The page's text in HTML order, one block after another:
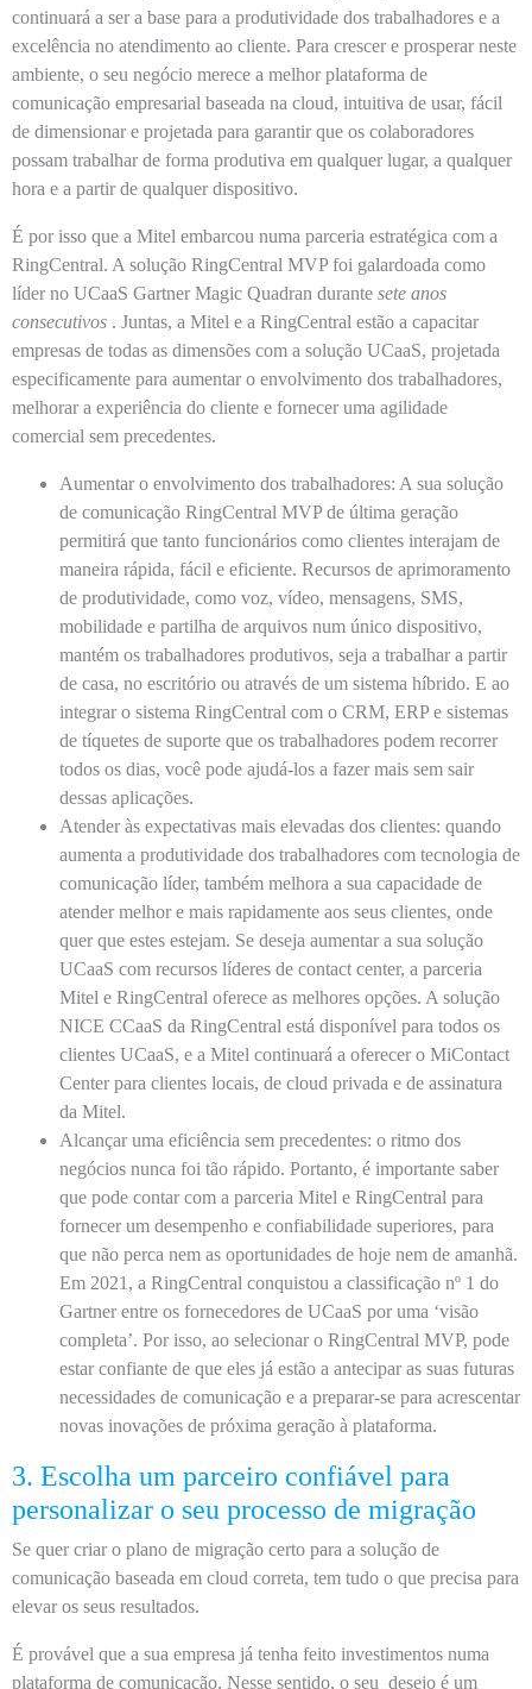
continuará a ser a base para a produtividade dos trabalhadores e a
excelência no atendimento ao cliente. Para crescer e prosperar neste
ambiente, o seu negócio merece a melhor plataforma de
comunicação empresarial baseada na cloud, intuitiva de usar, fácil
de dimensionar e projetada para garantir que os colaboradores
possam trabalhar de forma produtiva em qualquer lugar, a qualquer
hora e a partir de qualquer dispositivo.
É por isso que a Mitel embarcou numa parceria estratégica com a
RingCentral. A solução RingCentral MVP foi galardoada como
líder no UCaaS Gartner Magic Quadran durante sete anos
consecutivos . Juntas, a Mitel e a RingCentral estão a capacitar
empresas de todas as dimensões com a solução UCaaS, projetada
especificamente para aumentar o envolvimento dos trabalhadores,
melhorar a experiência do cliente e fornecer uma agilidade
comercial sem precedentes.
Aumentar o envolvimento dos trabalhadores: A sua solução
de comunicação RingCentral MVP de última geração
permitirá que tanto funcionários como clientes interajam de
maneira rápida, fácil e eficiente. Recursos de aprimoramento
de produtividade, como voz, vídeo, mensagens, SMS,
mobilidade e partilha de arquivos num único dispositivo,
mantém os trabalhadores produtivos, seja a trabalhar a partir
de casa, no escritório ou através de um sistema híbrido. E ao
integrar o sistema RingCentral com o CRM, ERP e sistemas
de tíquetes de suporte que os trabalhadores podem recorrer
todos os dias, você pode ajudá-los a fazer mais sem sair
dessas aplicações.
Atender às expectativas mais elevadas dos clientes: quando
aumenta a produtividade dos trabalhadores com tecnologia de
comunicação líder, também melhora a sua capacidade de
atender melhor e mais rapidamente aos seus clientes, onde
quer que estes estejam. Se deseja aumentar a sua solução
UCaaS com recursos líderes de contact center, a parceria
Mitel e RingCentral oferece as melhores opções. A solução
NICE CCaaS da RingCentral está disponível para todos os
clientes UCaaS, e a Mitel continuará a oferecer o MiContact
Center para clientes locais, de cloud privada e de assinatura
da Mitel.
Alcançar uma eficiência sem precedentes: o ritmo dos
negócios nunca foi tão rápido. Portanto, é importante saber
que pode contar com a parceria Mitel e RingCentral para
fornecer um desempenho e confiabilidade superiores, para
que não perca nem as oportunidades de hoje nem de amanhã.
Em 2021, a RingCentral conquistou a classificação nº 1 do
Gartner entre os fornecedores de UCaaS por uma ‘visão
completa’. Por isso, ao selecionar o RingCentral MVP, pode
estar confiante de que eles já estão a antecipar as suas futuras
necessidades de comunicação e a preparar-se para acrescentar
novas inovações de próxima geração à plataforma.
3. Escolha um parceiro confiável para
personalizar o seu processo de migração
Se quer criar o plano de migração certo para a solução de
comunicação baseada em cloud correta, tem tudo o que precisa para
elevar os seus resultados.
É provável que a sua empresa já tenha feito investimentos numa
plataforma de comunicação. Nesse sentido, o seu desejo é um